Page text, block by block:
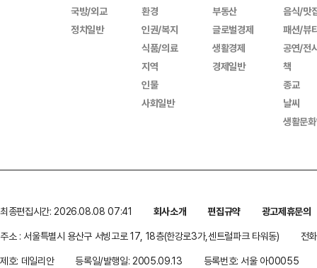
국방/외교
정치일반
환경
인권/복지
식품/의료
지역
인물
사회일반
부동산
글로벌경제
생활경제
경제일반
음식/맛
패션/뷰
공연/전
책
종교
날씨
생활문
최종편집시간: 2026.08.08 07:41 회사소개 편집규약
광고제휴문의
주소 : 서울특별시 용산구 서빙고로 17, 18층(한강로3가,센트럴파크 타워동)
전
제호: 데일리안
등록일/발행일: 2005.09.13 등록번호: 서울 아00055